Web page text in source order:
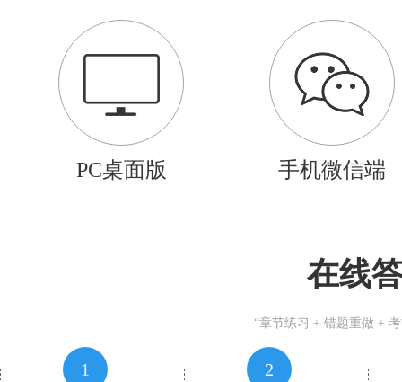
PC桌面版 手机微信端
在线
“章节练习 + 错题重做 +
1 2